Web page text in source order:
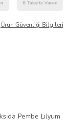
Ürün Güvenliği Bilgileri
Pembe Lilyum